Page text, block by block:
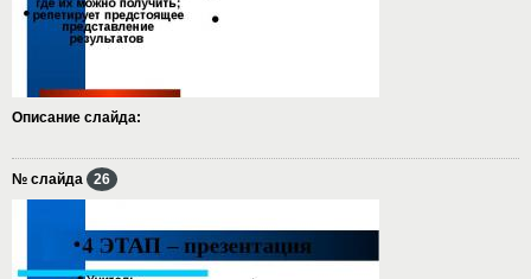
Описание слайда:
№ слайда 26